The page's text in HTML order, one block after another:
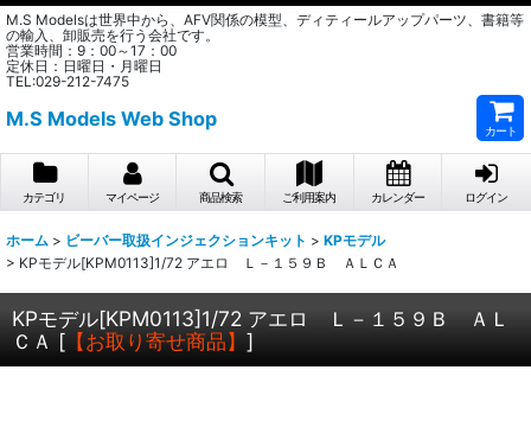
M.S Modelsは世界中から、AFV関係の模型、ディティールアップパーツ、書籍等
の輸入、卸販売を行う会社です。
営業時間：9：00～17：00
定休日：日曜日・月曜日
TEL:029-212-7475
M.S Models Web Shop
カート
カテゴリ マイページ 商品検索 ご利用案内 カレンダー ログイン
ホーム > ビーバー取扱インジェクションキット > KPモデル
> KPモデル[KPM0113]1/72 アエロ Ｌ－１５９Ｂ ＡＬＣＡ
KPモデル[KPM0113]1/72 アエロ Ｌ－１５９Ｂ ＡＬ
ＣＡ [ 【お取り寄せ商品】 ]